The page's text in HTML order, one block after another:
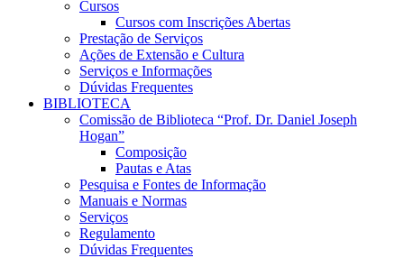
Cursos
Cursos com Inscrições Abertas
Prestação de Serviços
Ações de Extensão e Cultura
Serviços e Informações
Dúvidas Frequentes
BIBLIOTECA
Comissão de Biblioteca “Prof. Dr. Daniel Joseph
Hogan”
Composição
Pautas e Atas
Pesquisa e Fontes de Informação
Manuais e Normas
Serviços
Regulamento
Dúvidas Frequentes